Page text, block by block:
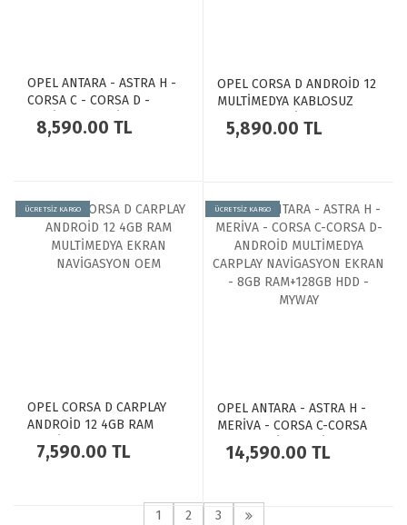
OPEL ANTARA - ASTRA H -
CORSA C - CORSA D -
MERİVA ANDROİD
MULTİMEDYA 4GB RAM
8,590.00 TL
OPEL CORSA D ANDROİD 12
MULTİMEDYA KABLOSUZ
CARPLAY NAVİGASYON
EKRAN TEYP - MYWAY MY-
5,890.00 TL
ÜCRETSİZ KARGO
OPEL CORSA D CARPLAY
ANDROİD 12 4GB RAM
MULTİMEDYA EKRAN
NAVİGASYON OEM
7,590.00 TL
ÜCRETSİZ KARGO
OPEL ANTARA - ASTRA H -
MERİVA - CORSA C-CORSA
D- ANDROİD MULTİMEDYA
CARPLAY NAVİGASYON
14,590.00 TL
1 2 3